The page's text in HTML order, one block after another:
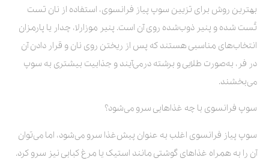
بهترین روش برای تزیین سوپ پیاز فرانسوی، استفاده از نان تست
تُست شده و پنیر ذوب‌شده روی آن است. پنیر موزارلا، چدار یا پارمزان
انتخاب‌های مناسبی هستند که پس از ریختن روی نان و قرار دادن آن
در فر، به‌صورت طلایی و برشته درمی‌آیند و جذابیت بیشتری به سوپ
می‌بخشند.
سوپ فرانسوی با چه غذاهایی سرو می‌شود؟
سوپ پیاز فرانسوی اغلب به عنوان پیش‌غذا سرو می‌شود، اما می‌توان
آن را به همراه غذاهای گوشتی مانند استیک یا مرغ کبابی نیز سرو کرد.